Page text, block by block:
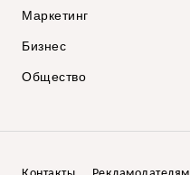
Маркетинг
Бизнес
Общество